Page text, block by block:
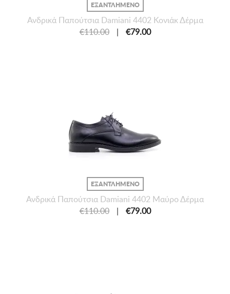
ΕΞΑΝΤΛΗΜΕΝΟ
Ανδρικά Παπούτσια Damiani 4402 Κονιάκ Δέρμα
€110.00
| €79.00
ΕΞΑΝΤΛΗΜΕΝΟ
Ανδρικά Παπούτσια Damiani 4402 Μαύρο Δέρμα
€110.00
| €79.00